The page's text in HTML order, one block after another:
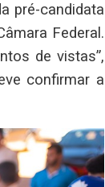
pré-candidata
Federal.
de vistas”,
confirmar a